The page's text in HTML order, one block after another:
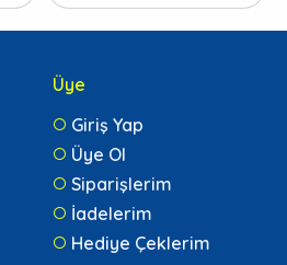
Üye
Giriş Yap
Üye Ol
Siparişlerim
İadelerim
Hediye Çeklerim